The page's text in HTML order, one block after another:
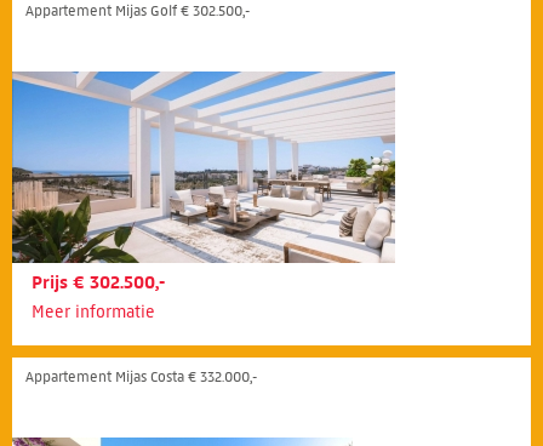
Appartement Mijas Golf € 302.500,-
Prijs € 302.500,-
Meer informatie
Appartement Mijas Costa € 332.000,-